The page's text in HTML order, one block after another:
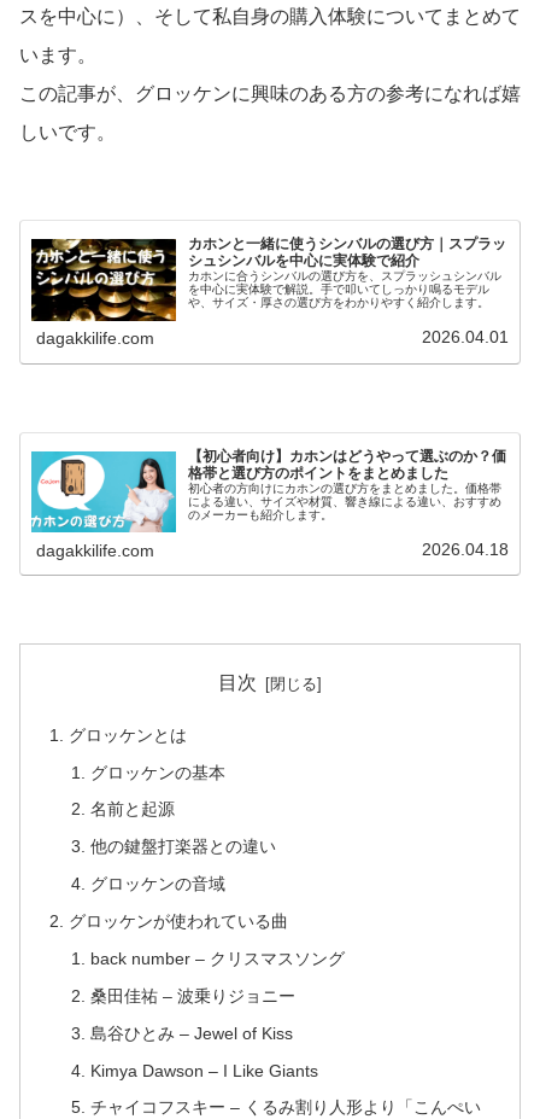
スを中心に）、そして私自身の購入体験についてまとめて
います。
この記事が、グロッケンに興味のある方の参考になれば嬉
しいです。
カホンと一緒に使うシンバルの選び方｜スプラッ
シュシンバルを中心に実体験で紹介
カホンに合うシンバルの選び方を、スプラッシュシンバル
を中心に実体験で解説。手で叩いてしっかり鳴るモデル
や、サイズ・厚さの選び方をわかりやすく紹介します。
dagakkilife.com 2026.04.01
【初心者向け】カホンはどうやって選ぶのか？価
格帯と選び方のポイントをまとめました
初心者の方向けにカホンの選び方をまとめました。価格帯
による違い、サイズや材質、響き線による違い、おすすめ
のメーカーも紹介します。
dagakkilife.com 2026.04.18
目次
グロッケンとは
グロッケンの基本
名前と起源
他の鍵盤打楽器との違い
グロッケンの音域
グロッケンが使われている曲
back number – クリスマスソング
桑田佳祐 – 波乗りジョニー
島谷ひとみ – Jewel of Kiss
Kimya Dawson – I Like Giants
チャイコフスキー – くるみ割り人形より「こんぺい